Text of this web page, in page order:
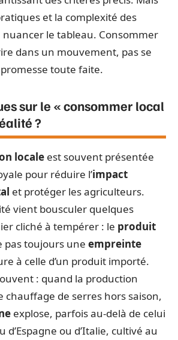
et la complexité des
le tableau. Consommer
dans un mouvement, pas se
toute faite.
sur le « consommer local
?
locale est souvent présentée
pour réduire l’impact
et protéger les agriculteurs.
vient bousculer quelques
cliché à tempérer : le produit
pas toujours une empreinte
à celle d’un produit importé.
: quand la production
chauffage de serres hors saison,
explose, parfois au-delà de celui
d’Espagne ou d’Italie, cultivé au